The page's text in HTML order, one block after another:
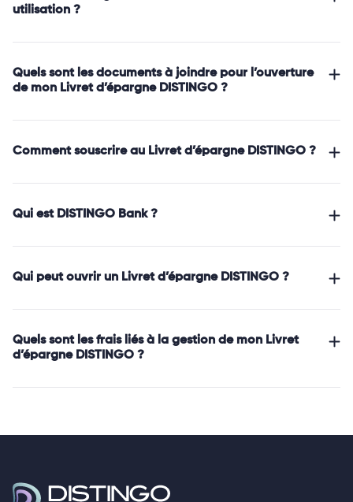
utilisation ?
Quels sont les documents à joindre pour l’ouverture
de mon Livret d’épargne DISTINGO ?
Comment souscrire au Livret d’épargne DISTINGO ?
Qui est DISTINGO Bank ?
Qui peut ouvrir un Livret d’épargne DISTINGO ?
Quels sont les frais liés à la gestion de mon Livret
d’épargne DISTINGO ?